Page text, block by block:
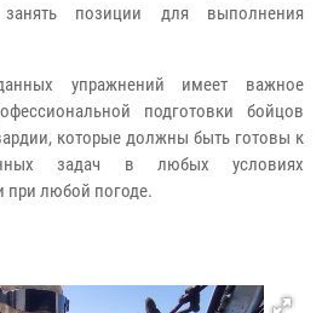
занять позиции для выполнения
упражнений имеет важное
подготовки бойцов
которые должны быть готовы к
задач в любых условиях
при любой погоде.